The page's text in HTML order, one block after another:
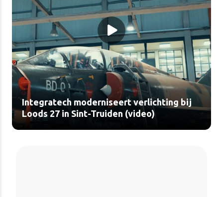
Integratech moderniseert verlichting bij
Loods 27 in Sint-Truiden (video)